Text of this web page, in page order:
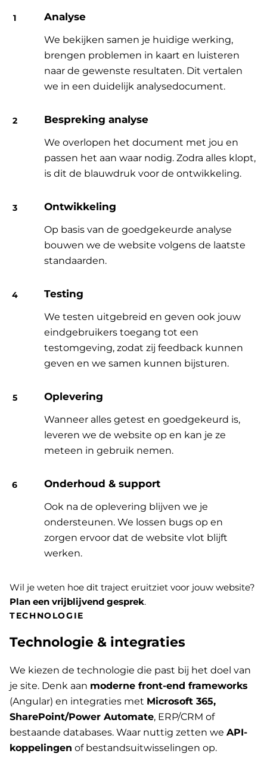
Analyse
We bekijken samen je huidige werking,
brengen problemen in kaart en luisteren
naar de gewenste resultaten. Dit vertalen
we in een duidelijk analysedocument.
Bespreking analyse
We overlopen het document met jou en
passen het aan waar nodig. Zodra alles klopt,
is dit de blauwdruk voor de ontwikkeling.
Ontwikkeling
Op basis van de goedgekeurde analyse
bouwen we de website volgens de laatste
standaarden.
Testing
We testen uitgebreid en geven ook jouw
eindgebruikers toegang tot een
testomgeving, zodat zij feedback kunnen
geven en we samen kunnen bijsturen.
Oplevering
Wanneer alles getest en goedgekeurd is,
leveren we de website op en kan je ze
meteen in gebruik nemen.
Onderhoud & support
Ook na de oplevering blijven we je
ondersteunen. We lossen bugs op en
zorgen ervoor dat de website vlot blijft
werken.
Wil je weten hoe dit traject eruitziet voor jouw website?
Plan een vrijblijvend gesprek.
TECHNOLOGIE
Technologie & integraties
We kiezen de technologie die past bij het doel van
je site. Denk aan moderne front-end frameworks
(Angular) en integraties met Microsoft 365,
SharePoint/Power Automate, ERP/CRM of
bestaande databases. Waar nuttig zetten we API-
koppelingen of bestandsuitwisselingen op.